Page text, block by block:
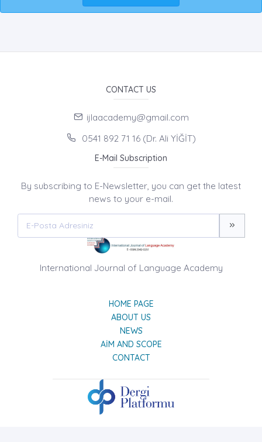
CONTACT US
ijlaacademy@gmail.com
0541 892 71 16 (Dr. Ali YİĞİT)
E-Mail Subscription
By subscribing to E-Newsletter, you can get the latest
news to your e-mail.
International Journal of Language Academy
HOME PAGE
ABOUT US
NEWS
AIM AND SCOPE
CONTACT